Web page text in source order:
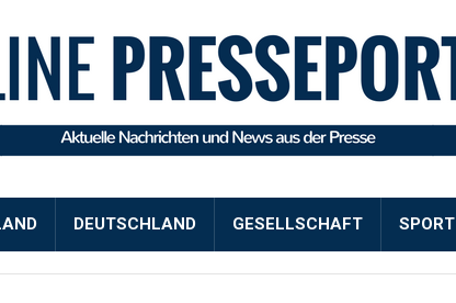
DEUTSCHLAND GESELLSCHAFT SPORT